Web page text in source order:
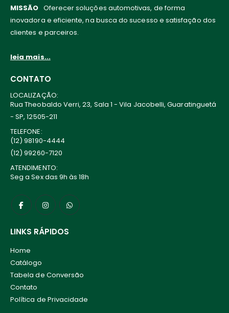
MISSÃO Oferecer soluções automotivas, de forma
inovadora e eficiente, na busca do sucesso e satisfação dos
clientes e parceiros.
leia mais...
CONTATO
LOCALIZAÇÃO:
Rua Theobaldo Verri, 23, Sala 1 - Vila Jacobelli, Guaratinguetá
- SP, 12505-211
TELEFONE:
(12) 98190-4444
(12) 99260-7120
ATENDIMENTO:
Seg a Sex das 9h às 18h
LINKS RÁPIDOS
Home
Catálogo
Tabela de Conversão
Contato
Política de Privacidade